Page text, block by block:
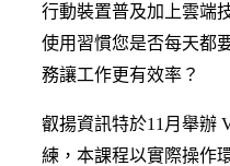
行動裝置普及加上雲端
使用習慣您是否每天都
務讓工作更有效率？
叡揚資訊特於11月舉辦
練，本課程以實際操作